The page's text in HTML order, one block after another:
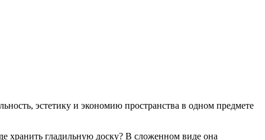
эстетику и экономию пространства в одном предмете
хранить гладильную доску? В сложенном виде она